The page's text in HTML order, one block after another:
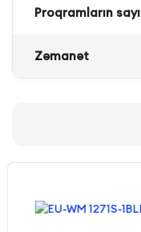
Proqramların sayı
Zəmanət